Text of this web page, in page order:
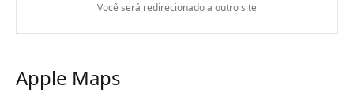
Você será redirecionado a outro site
Apple Maps